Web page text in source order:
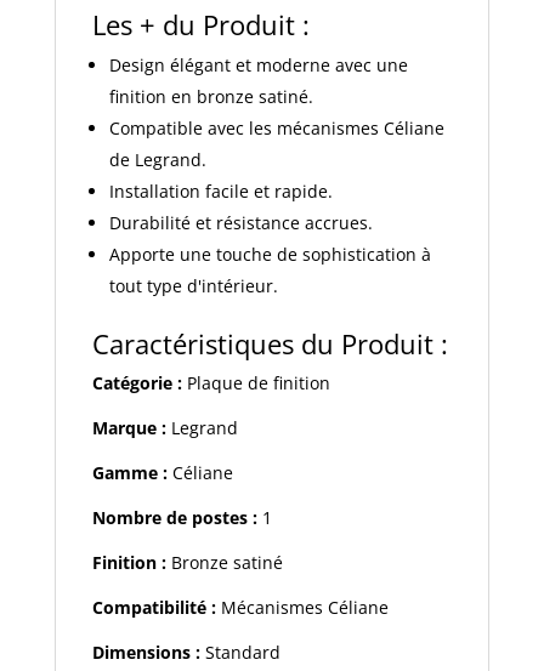
Les + du Produit :
Design élégant et moderne avec une
finition en bronze satiné.
Compatible avec les mécanismes Céliane
de Legrand.
Installation facile et rapide.
Durabilité et résistance accrues.
Apporte une touche de sophistication à
tout type d'intérieur.
Caractéristiques du Produit :
Catégorie :Plaque de finition
Marque :Legrand
Gamme :Céliane
Nombre de postes :1
Finition :Bronze satiné
Compatibilité :Mécanismes Céliane
Dimensions :Standard